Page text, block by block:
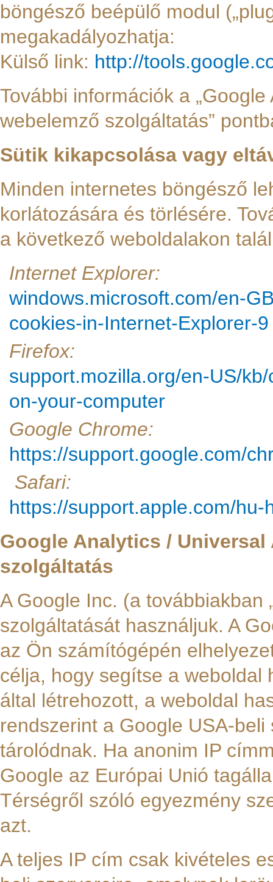
böngésző beépülő modul
megakadályozhatja:
Külső link: http://
További információk a
webelemző szolgáltatás”
Sütik kikapcsolása vagy
Minden internetes böngésző
korlátozására és törlésére.
a következő weboldalakon
Internet Explorer:
windows.microsoft.com/en-
cookies-in-Internet-Explorer-9
Firefox:
support.mozilla.org/en-US/
on-your-computer
Google Chrome:
https://support.google.com/
Safari:
https://support.apple.com/hu-
Google Analytics /
szolgáltatás
A Google Inc. (a továbbiakban
szolgáltatását használjuk. A
az Ön számítógépén
célja, hogy segítse a weboldal
által létrehozott, a weboldal
rendszerint a Google USA-
tárolódnak. Ha anonim IP
Google az Európai Unió
Térségről szóló egyezmény
azt.
A teljes IP cím csak kivételes